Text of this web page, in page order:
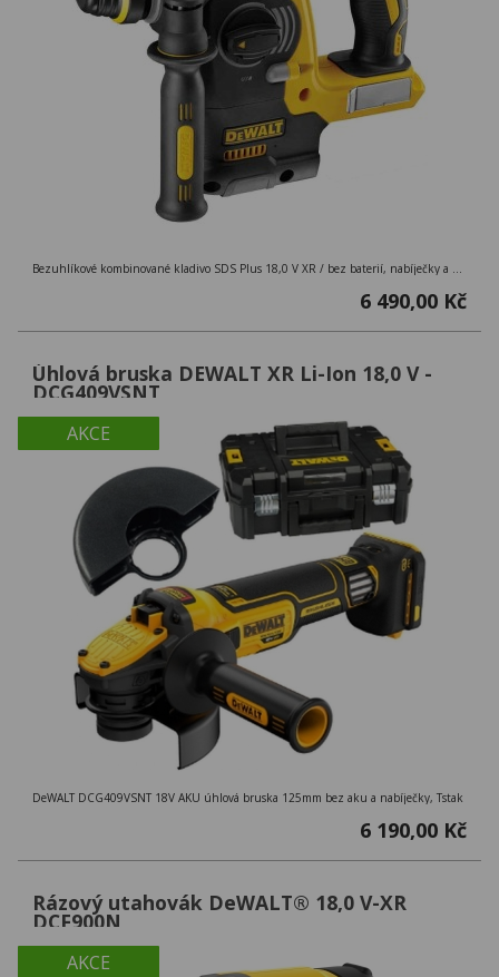
6 490,00 Kč
AKCE
Úhlová bruska DEWALT XR Li-Ion 18,0 V -
DCG409VSNT
DeWALT DCG409VSNT 18V AKU úhlová bruska 125mm bez aku a nabíječky, Tstak
6 190,00 Kč
AKCE
Rázový utahovák DeWALT® 18,0 V-XR
DCF900N